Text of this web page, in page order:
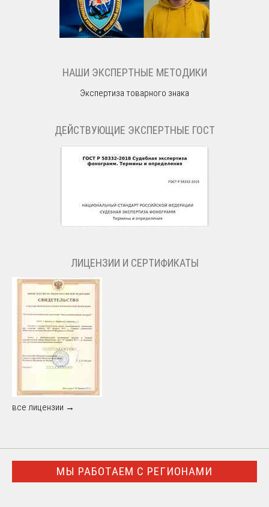
НАШИ ЭКСПЕРТНЫЕ МЕТОДИКИ
Экспертиза товарного знака
ДЕЙСТВУЮЩИЕ ЭКСПЕРТНЫЕ ГОСТ
ЛИЦЕНЗИИ И СЕРТИФИКАТЫ
все лицензии →
МЫ РАБОТАЕМ С РЕГИОНАМИ